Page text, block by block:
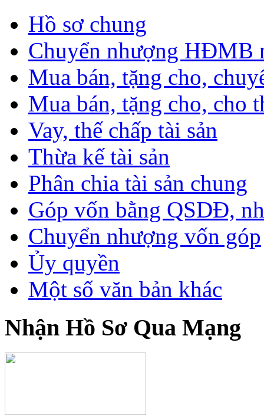
Hồ sơ chung
Chuyển nhượng HĐMB
Mua bán, tặng cho,
Mua bán, tặng cho, cho
Vay, thế chấp tài sản
Thừa kế tài sản
Phân chia tài sản chung
Góp vốn bằng QSDĐ,
Chuyển nhượng vốn góp
Ủy quyền
Một số văn bản khác
Nhận Hồ Sơ Qua Mạng